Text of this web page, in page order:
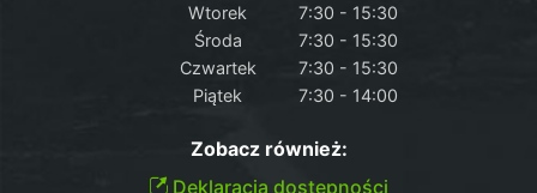
Wtorek
7:30 - 15:30
Środa
7:30 - 15:30
Czwartek
7:30 - 15:30
Piątek
7:30 - 14:00
Zobacz również:
Deklaracja dostępności